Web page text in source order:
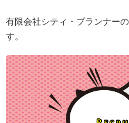
有限会社シティ・プランナー
す。